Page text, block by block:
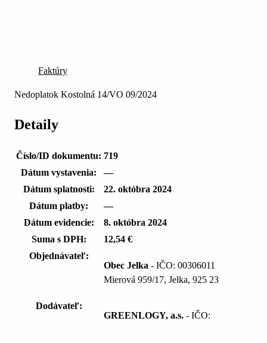
Faktúry
Nedoplatok Kostolná 14/VO 09/2024
Detaily
Číslo/ID dokumentu: 719
Dátum vystavenia:
—
Dátum splatnosti:
22. októbra 2024
Dátum platby:
—
Dátum evidencie:
8. októbra 2024
Suma s DPH:
12,54 €
Objednávateľ:
Obec Jelka - IČO: 00306011
Mierová 959/17, Jelka, 925 23
Dodávateľ:
GREENLOGY, a.s. - IČO: